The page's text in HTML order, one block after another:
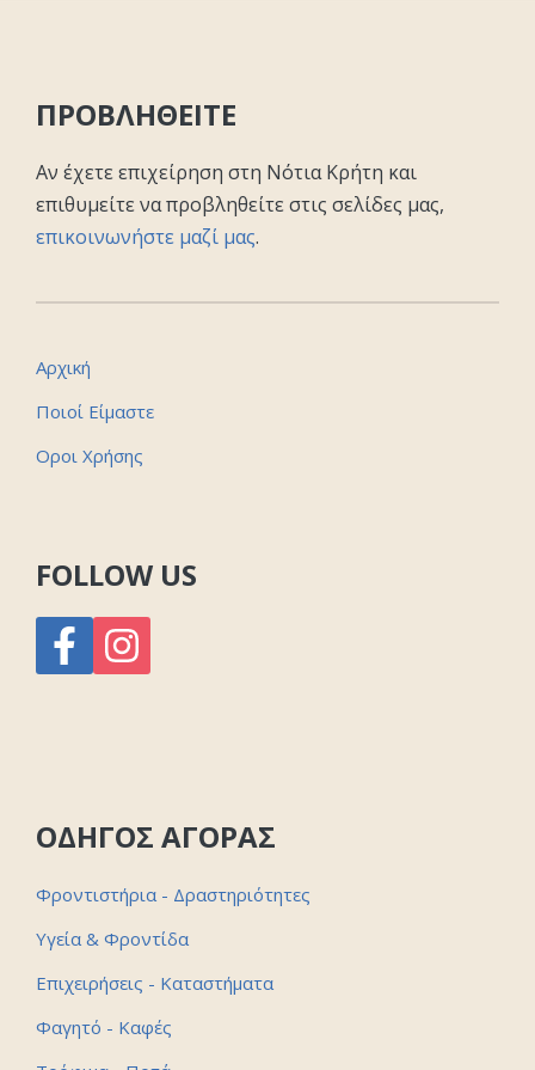
ΠΡΟΒΛΗΘΕΙΤΕ
Αν έχετε επιχείρηση στη Νότια Κρήτη και
επιθυμείτε να προβληθείτε στις σελίδες μας,
επικοινωνήστε μαζί μας.
Αρχική
Ποιοί Είμαστε
Οροι Χρήσης
FOLLOW US
ΟΔΗΓΟΣ ΑΓΟΡΑΣ
Φροντιστήρια - Δραστηριότητες
Υγεία & Φροντίδα
Επιχειρήσεις - Καταστήματα
Φαγητό - Καφές